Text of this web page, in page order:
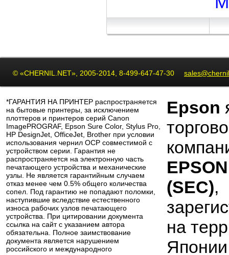
© «CHERNIL.NET», 2005-2014, 8-499-647-47-30
*ГАРАНТИЯ НА ПРИНТЕР распространяется
на бытовые принтеры, за исключением
плоттеров и принтеров серий Canon
ImagePROGRAF, Epson Sure Color, Stylus Pro,
HP DesignJet, OfficeJet, Brother при условии
использования чернил OCP совместимой с
устройством серии. Гарантия не
распространяется на электронную часть
печатающего устройства и механические
узлы. Не является гарантийным случаем
отказ менее чем 0.5% общего количества
сопел. Под гарантию не попадают поломки,
наступившие вследствие естественного
износа рабочих узлов печатающего
устройства. При цитировании документа
ссылка на сайт с указанием автора
обязательна. Полное заимствование
документа является нарушением
российского и международного
Epson
(SEC),
на